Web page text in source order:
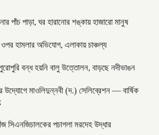
পাঁচ পাড়া, ঘর হারানোর শঙ্কায় হাজারো মানুষ
ওপর হামলার অভিযোগ, এলাকায় চাঞ্চল্য
বন্ধ হয়নি বালু উত্তোলন, বাড়ছে নদীভাঙন
উদ্যোগে মাওলিদুন্নবী (দ.) সেলিব্রেশন — বার্ষিক
সিএনজিচালকের পচাগলা মরদেহ উদ্ধার